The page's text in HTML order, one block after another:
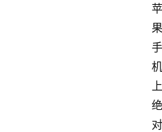
苹
果
手
机
上
绝
对